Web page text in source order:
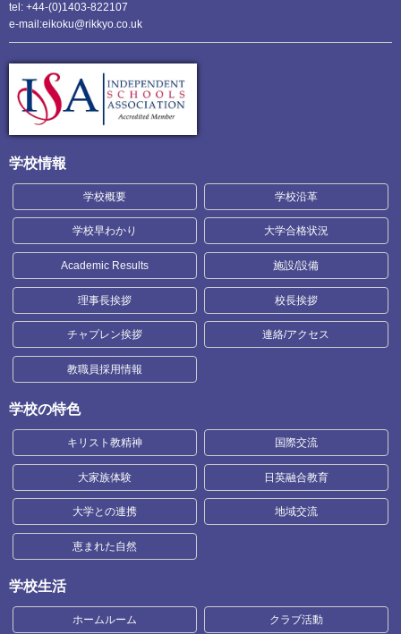
tel: +44-(0)1403-822107
e-mail:eikoku@rikkyo.co.uk
学校情報
学校概要 学校沿革
学校早わかり 大学合格状況
Academic Results 施設/設備
理事長挨拶 校長挨拶
チャプレン挨拶 連絡/アクセス
教職員採用情報
学校の特色
キリスト教精神 国際交流
大家族体験 日英融合教育
大学との連携 地域交流
恵まれた自然
学校生活
ホームルーム クラブ活動